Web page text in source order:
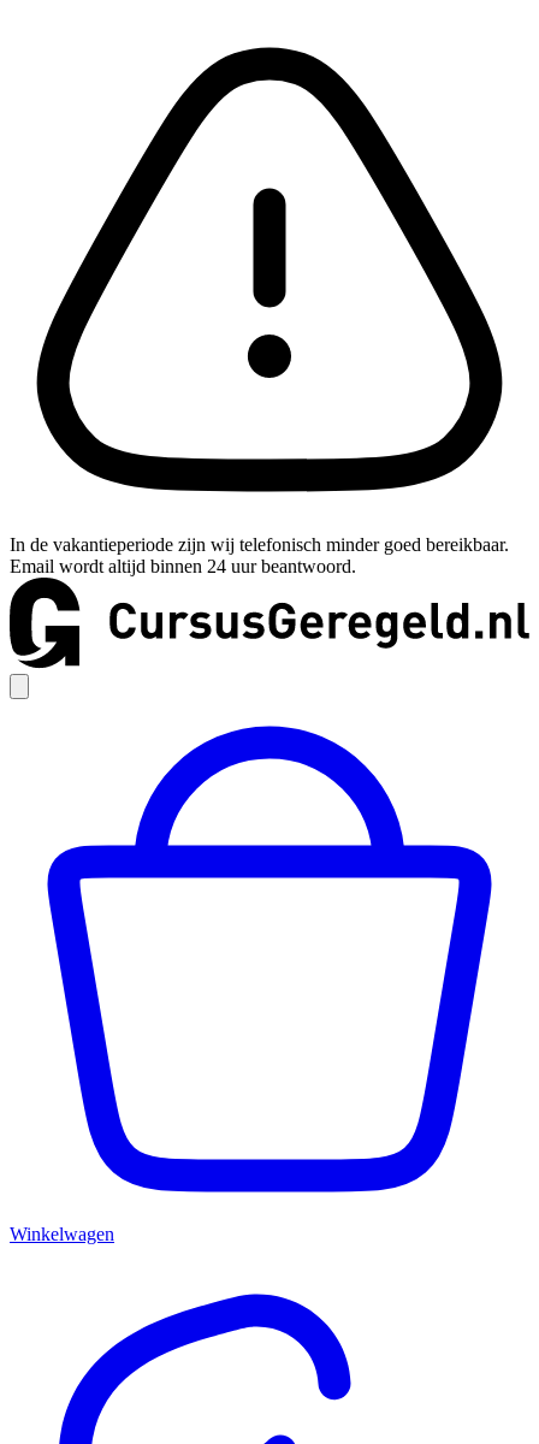
In de vakantieperiode zijn wij telefonisch minder goed bereikbaar.
Email wordt altijd binnen 24 uur beantwoord.
Winkelwagen